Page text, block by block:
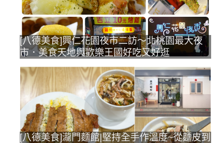
[八德美食]興仁花園夜市二訪～北桃園最大夜
市．美食天地與歡樂王國好吃又好逛
[八德美食]瀧門麵館|堅持全手作溫度~從麵皮到